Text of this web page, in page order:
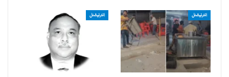
انٹرنیشنل انٹرنیشنل